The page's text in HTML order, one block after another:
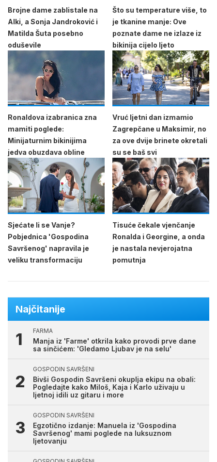
Brojne dame zablistale na
Alki, a Sonja Jandroković i
Matilda Šuta posebno
oduševile
Što su temperature više, to
je tkanine manje: Ove
poznate dame ne izlaze iz
bikinija cijelo ljeto
Ronaldova izabranica zna
mamiti poglede:
Minijaturnim bikinijima
jedva obuzdava obline
Vruć ljetni dan izmamio
Zagrepčane u Maksimir, no
za ove dvije brinete okretali
su se baš svi
Sjećate li se Vanje?
Pobjednica 'Gospodina
Savršenog' napravila je
veliku transformaciju
Tisuće čekale vjenčanje
Ronalda i Georgine, a onda
je nastala nevjerojatna
pomutnja
Najčitanije
FARMA
Manja iz 'Farme' otkrila kako provodi prve dane
sa sinčićem: 'Gledamo Ljubav je na selu'
GOSPODIN SAVRŠENI
Bivši Gospodin Savršeni okuplja ekipu na obali:
Pogledajte kako Miloš, Kaja i Karlo uživaju u
ljetnoj idili uz gitaru i more
GOSPODIN SAVRŠENI
Egzotično izdanje: Manuela iz 'Gospodina
Savršenog' mami poglede na luksuznom
ljetovanju